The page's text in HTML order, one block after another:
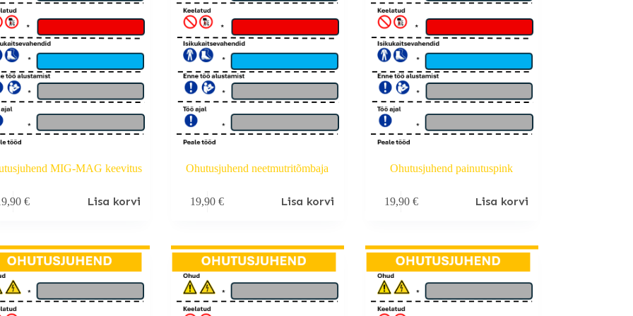
MIG-MAG keevitus
€ Lisa korvi
Ohutusjuhend neetmutritõmbaja
19,90€ Lisa korvi
Ohutusjuhend painutuspink
19,90 € Lisa korvi